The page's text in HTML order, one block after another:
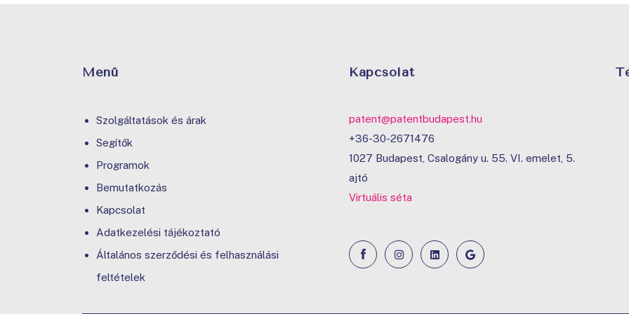
Menü
Szolgáltatások és árak
Segítők
Programok
Bemutatkozás
Kapcsolat
Adatkezelési tájékoztató
Általános szerződési és felhasználási
feltételek
Kapcsolat
patent@patentbudapest.hu
+36-30-2671476
1027 Budapest, Csalogány u. 55. VI. emelet, 5.
ajtó
Virtuális séta